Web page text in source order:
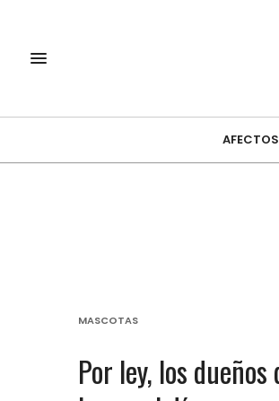
AFECTOS
MASCOTAS
Por ley, los